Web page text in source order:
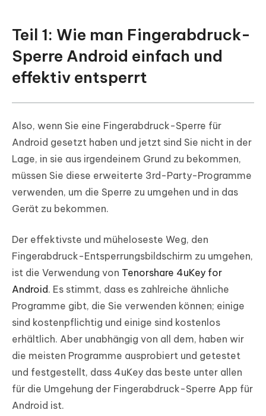
Teil 1: Wie man Fingerabdruck-
Sperre Android einfach und
effektiv entsperrt
Also, wenn Sie eine Fingerabdruck-Sperre für
Android gesetzt haben und jetzt sind Sie nicht in der
Lage, in sie aus irgendeinem Grund zu bekommen,
müssen Sie diese erweiterte 3rd-Party-Programme
verwenden, um die Sperre zu umgehen und in das
Gerät zu bekommen.
Der effektivste und müheloseste Weg, den
Fingerabdruck-Entsperrungsbildschirm zu umgehen,
ist die Verwendung von Tenorshare 4uKey for
Android. Es stimmt, dass es zahlreiche ähnliche
Programme gibt, die Sie verwenden können; einige
sind kostenpflichtig und einige sind kostenlos
erhältlich. Aber unabhängig von all dem, haben wir
die meisten Programme ausprobiert und getestet
und festgestellt, dass 4uKey das beste unter allen
für die Umgehung der Fingerabdruck-Sperre App für
Android ist.